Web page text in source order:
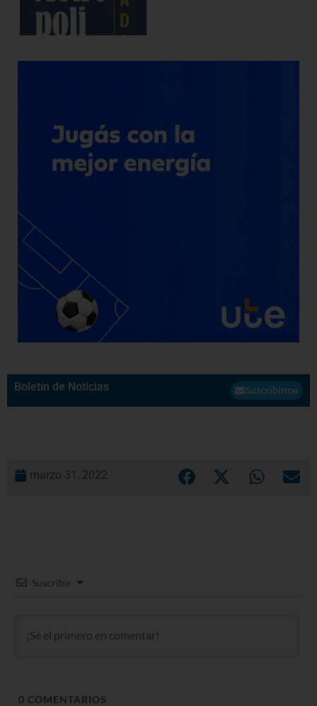
Boletín de Noticias Suscribirme
marzo 31, 2022
Suscribir
0 COMENTARIOS